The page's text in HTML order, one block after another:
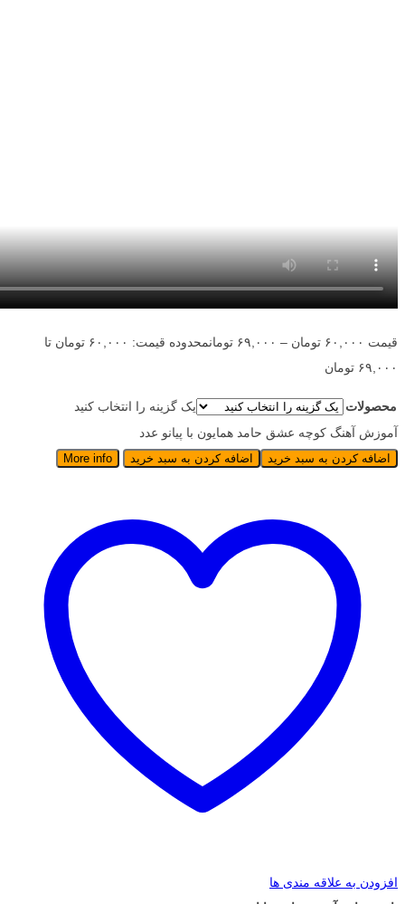
قیمت ۶۰,۰۰۰ تومان – ۶۹,۰۰۰ تومان
محدوده قیمت: ۶۰,۰۰۰ تومان تا
۶۹,۰۰۰ تومان
محصولات
یک گزینه را انتخاب کنید
آموزش آهنگ کوچه عشق حامد همایون با پیانو عدد
اضافه کردن به سبد خرید اضافه کردن به سبد خرید More info
افزودن به علاقه مندی ها